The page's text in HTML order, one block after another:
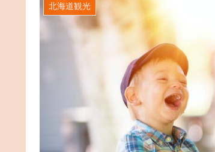
北海道観光